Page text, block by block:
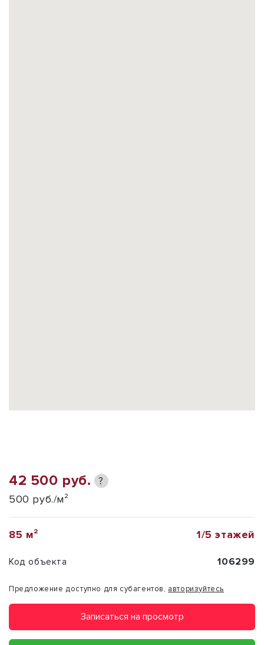
42 500 руб. ?
500 руб./м²
85 м² 1/5 этажей
Код объекта 106299
Предложение доступно для субагентов, авторизуйтесь
Записаться на просмотр